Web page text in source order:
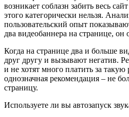
возникает соблазн забить весь
этого категорически нельзя.
пользовательский опыт
два видеобаннера на странице, он
Когда на странице два и больше
друг другу и вызывают негатив.
и не хотят много платить за
однозначная рекомендация – не
страницу.
Используете ли вы автозапуск